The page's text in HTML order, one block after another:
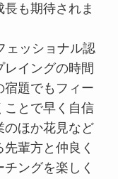
も期待されま
ェッショナル認
イングの時間
宿題でもフィー
ことで早く自信
のほか花見など
輩方と仲良く
ングを楽しく